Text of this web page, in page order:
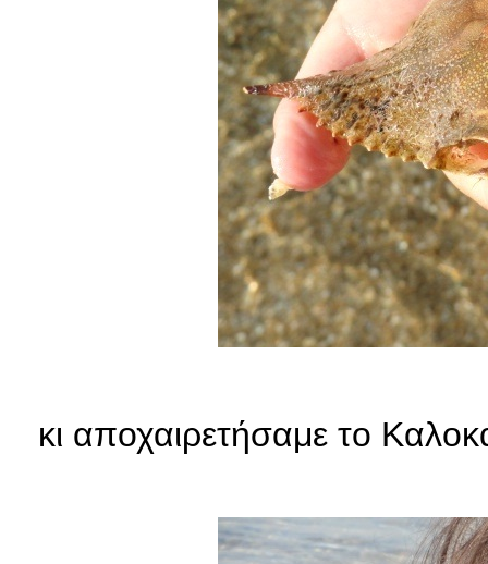
κι αποχαιρετήσαμε το